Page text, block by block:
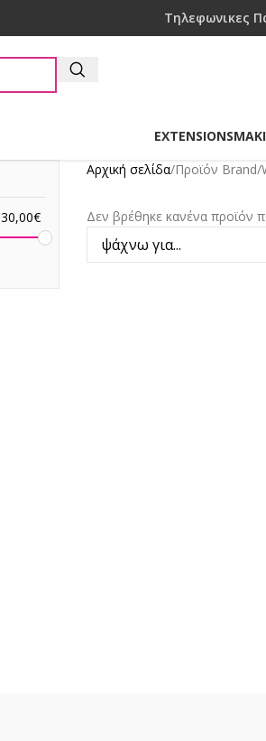
Τηλεφωνικες
EXTENSIONS
30,00€
Αρχική σελίδα Προϊόν Brand
Δεν βρέθηκε κανένα προϊόν